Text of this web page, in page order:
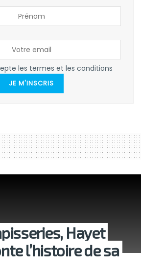
les termes et les conditions
JE M'INSCRIS
Hayet
l’histoire de sa